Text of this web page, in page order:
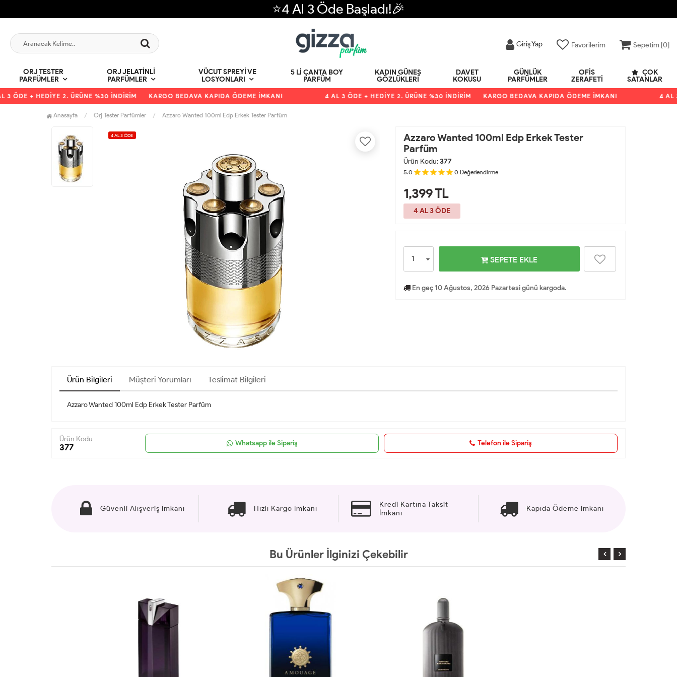
⭐4 Al 3 Öde Başladı!🎉
Giriş Yap Favorilerim Sepetim [0]
ORJ TESTER
PARFÜMLER
ORJ JELATINLI
PARFÜMLER
VÜCUT SPREYI VE
LOSYONLARI
5 LI ÇANTA BOY
PARFÜM
KADIN GÜNEŞ
GÖZLÜKLERI
DAVET
KOKUSU
GÜNLÜK
PARFÜMLER
OFIS
ZERAFETI
ÇOK
SATANLAR
+ HEDİYE 2. ÜRÜNE %30 İNDİRİM KARGO BEDAVA KAPIDA ÖDEME İMKANI 4 AL 3 ÖDE + HEDİYE 2. ÜRÜNE %30 İNDİRİM KARGO BEDAVA KAPIDA ÖDEME İMKANI 4 AL 3
Anasayfa Orj Tester Parfümler Azzaro Wanted 100ml Edp Erkek Tester Parfüm
4 AL 3 ÖDE
Azzaro Wanted 100ml Edp Erkek Tester
Parfüm
Ürün Kodu:377
5.0 0 Değerlendirme
1,399TL
4 AL 3 ÖDE
SEPETE EKLE
En geç 10 Ağustos, 2026 Pazartesi günü kargoda.
Ürün Bilgileri Müşteri Yorumları Teslimat Bilgileri
Azzaro Wanted 100ml Edp Erkek Tester Parfüm
Ürün Kodu
377 Whatsapp ile Sipariş Telefon ile Sipariş
Güvenli Alışveriş İmkanı Hızlı Kargo İmkanı
Kredi Kartına Taksit
İmkanı
Kapıda Ödeme İmkanı
Bu Ürünler İlginizi Çekebilir